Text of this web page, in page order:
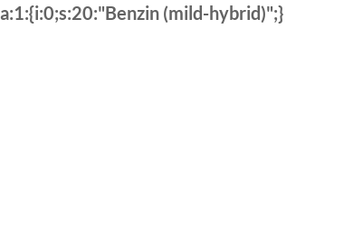
a:1:{i:0;s:20:"Benzin (mild-hybrid)";}